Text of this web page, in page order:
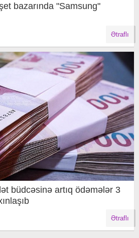
bazarında "Samsung"
Ətraflı
büdcəsinə artıq ödəmələr 3
Ətraflı